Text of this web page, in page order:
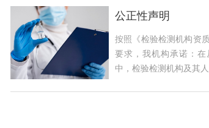
公正性声明
按照《检验检测机构资
要求，我机构承诺：
中，检验检测机构及其人